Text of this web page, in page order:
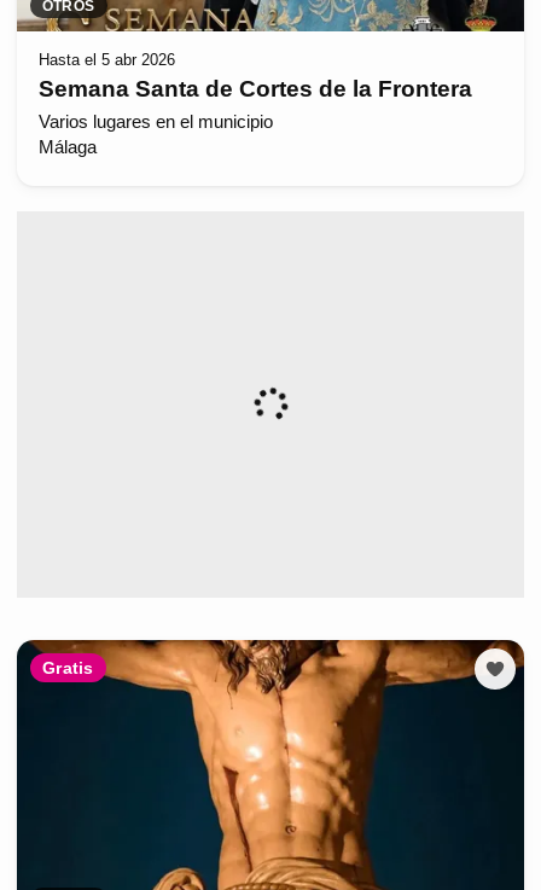
OTROS
Hasta el 5 abr 2026
Semana Santa de Cortes de la Frontera
Varios lugares en el municipio
Málaga
Gratis